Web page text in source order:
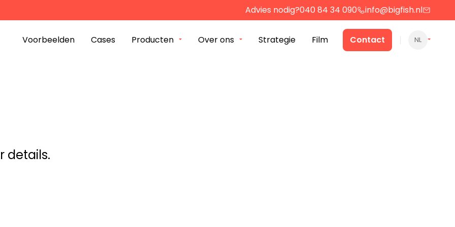
Advies nodig?040 84 34 090 info@bigfish.nl
Voorbeelden Cases Producten Over ons Strategie Film Contact NL
details.